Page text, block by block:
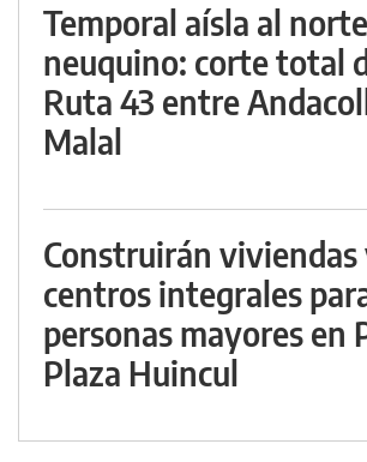
Temporal aísla al norte
neuquino: corte total
Ruta 43 entre
Malal
Construirán viviendas
centros integrales
personas mayores en
Plaza Huincul